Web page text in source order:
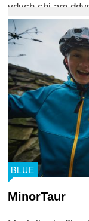
ydych chi am
BLUE
MinorTaur